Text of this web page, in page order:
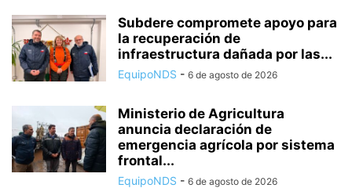
Subdere compromete apoyo para
la recuperación de
infraestructura dañada por las...
EquipoNDS - 6 de agosto de 2026
Ministerio de Agricultura
anuncia declaración de
emergencia agrícola por sistema
frontal...
EquipoNDS - 6 de agosto de 2026